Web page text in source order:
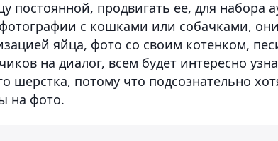
постоянной, продвигать ее, для
с кошками или собачками, они
яйца, фото со своим котенком,
на диалог, всем будет интересно
шерстка, потому что подсознательно
на фото.